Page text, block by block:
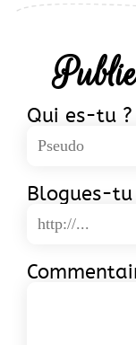
Qui es-tu ?
Blogues-tu